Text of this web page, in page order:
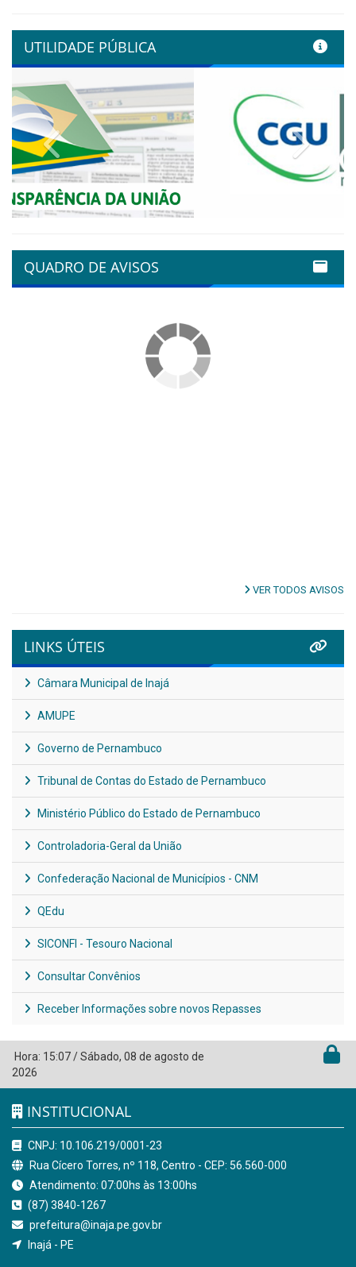
UTILIDADE PÚBLICA
Previous Next
QUADRO DE AVISOS
VER TODOS AVISOS
LINKS ÚTEIS
Câmara Municipal de Inajá
AMUPE
Governo de Pernambuco
Tribunal de Contas do Estado de Pernambuco
Ministério Público do Estado de Pernambuco
Controladoria-Geral da União
Confederação Nacional de Municípios - CNM
QEdu
SICONFI - Tesouro Nacional
Consultar Convênios
Receber Informações sobre novos Repasses
Hora: 15:07/Sábado, 08 de agosto de
2026
INSTITUCIONAL
CNPJ: 10.106.219/0001-23
Rua Cícero Torres, nº 118, Centro - CEP: 56.560-000
Atendimento: 07:00hs às 13:00hs
(87) 3840-1267
prefeitura@inaja.pe.gov.br
Inajá - PE